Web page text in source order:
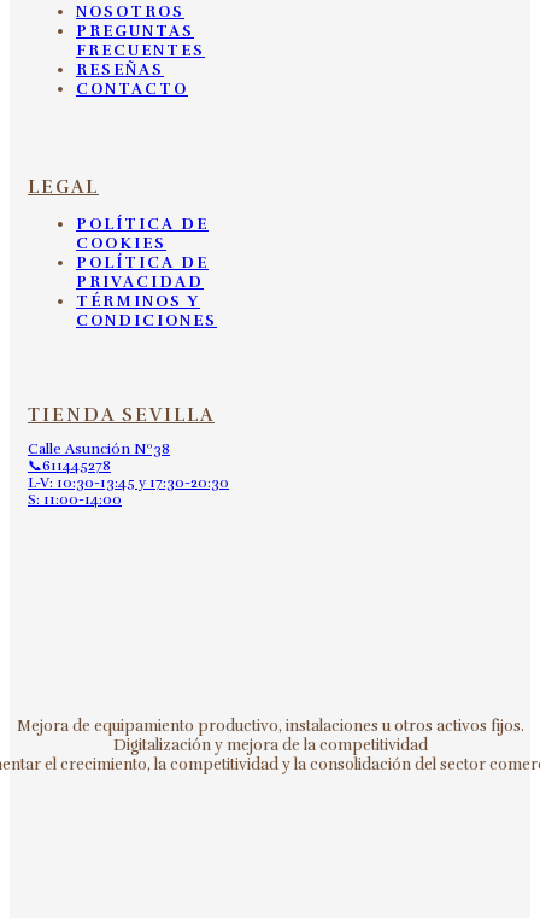
NOSOTROS
PREGUNTAS
FRECUENTES
RESEÑAS
CONTACTO
LEGAL
POLÍTICA DE
COOKIES
POLÍTICA DE
PRIVACIDAD
TÉRMINOS Y
CONDICIONES
TIENDA SEVILLA
Calle Asunción Nº38
📞611445278
L-V: 10:30-13:45 y 17:30-20:30
S: 11:00-14:00
Mejora de equipamiento productivo, instalaciones u otros activos fijos.
Digitalización y mejora de la competitividad
el crecimiento, la competitividad y la consolidación del sector